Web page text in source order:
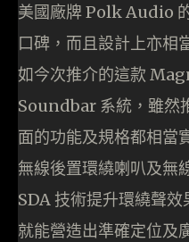
美國廠牌 Polk Audio
口碑，而且設計上亦相
如今次推介的這款
Soundbar 系統，雖然
面的功能及規格都相當
無線後置環繞喇叭及無
SDA 技術提升環繞聲
就能營造出準確定位及